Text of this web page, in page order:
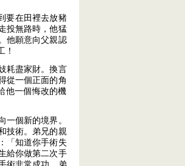
要在田裡去放豬
投無路時，他猛
他願意向父親認
！
耗盡家財。換言
從一個正面的角
他一個悔改的機
個新的境界。
技術。弟兄的親
「知道你手術失
給你做第二次手